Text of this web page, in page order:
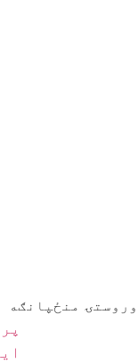
وروستۍ منځپانګه